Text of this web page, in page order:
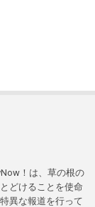
！は、草の根の
どけることを使命
異な報道を行って